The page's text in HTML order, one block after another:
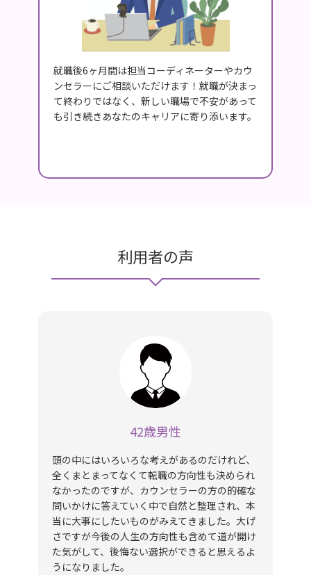
就職後6ヶ月間は担当コーディネーターやカウ
ンセラーにご相談いただけます！就職が決まっ
て終わりではなく、新しい職場で不安があって
も引き続きあなたのキャリアに寄り添います。
利用者の声
42歳男性
頭の中にはいろいろな考えがあるのだけれど、
全くまとまってなくて転職の方向性も決められ
なかったのですが、カウンセラーの方の的確な
問いかけに答えていく中で自然と整理され、本
当に大事にしたいものがみえてきました。大げ
さですが今後の人生の方向性も含めて道が開け
た気がして、後悔ない選択ができると思えるよ
うになりました。